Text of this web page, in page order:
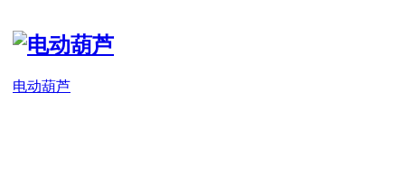
电动葫芦